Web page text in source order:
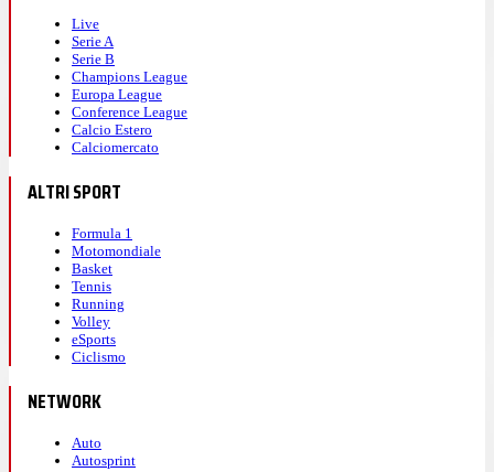
Live
Serie A
Serie B
Champions League
Europa League
Conference League
Calcio Estero
Calciomercato
ALTRI SPORT
Formula 1
Motomondiale
Basket
Tennis
Running
Volley
eSports
Ciclismo
NETWORK
Auto
Autosprint